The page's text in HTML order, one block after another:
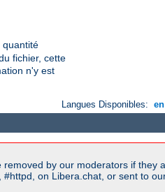
quantité
fichier, cette
n'y est
Langues Disponibles: en
by our moderators if they
on Libera.chat, or sent to